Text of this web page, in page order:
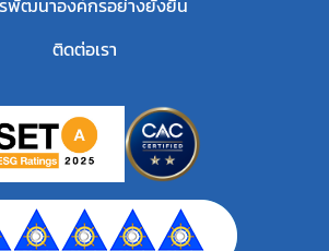
พัฒนาองค์กรอย่างยั่งยืน
ติดต่อเรา